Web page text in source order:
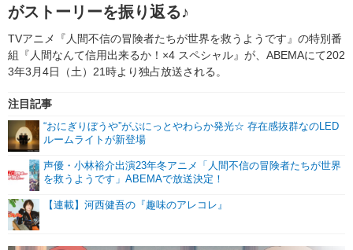
声優
舞台 新帝スタ
動画
連載・ブログ一覧
編集部ブログ・お知らせ
がストーリーを振り返る♪
TVアニメ『人間不信の冒険者たちが世界を救うようです』の特別番
組『人間なんて信用出来るか！×4 スペシャル』が、ABEMAにて202
3年3月4日（土）21時より独占放送される。
注目記事
“おにぎりぼうや”がぷにっとやわらか発光☆ 存在感抜群なのLED
ルームライトが新登場
声優・小林裕介出演23年冬アニメ「人間不信の冒険者たちが世界
を救うようです」ABEMAで放送決定！
【連載】河西健吾の『趣味のアレコレ』